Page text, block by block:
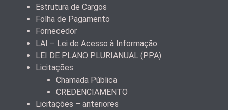
Estrutura de Cargos
Folha de Pagamento
Fornecedor
LAI – Lei de Acesso à Informação
LEI DE PLANO PLURIANUAL (PPA)
Licitações
Chamada Pública
CREDENCIAMENTO
Licitações – anteriores